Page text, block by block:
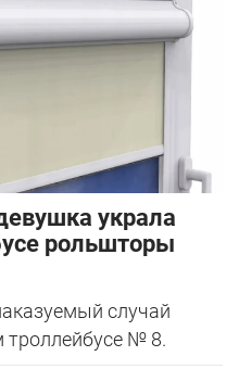
украла
рольшторы
случай
троллейбусе № 8.